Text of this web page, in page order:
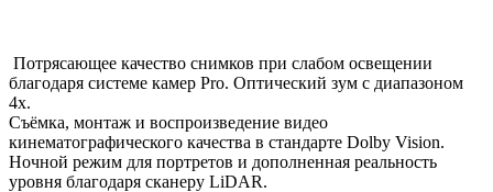
Потрясающее качество снимков при слабом освещении
благодаря системе камер Pro. Оптический зум с диапазоном
4x.
Съёмка, монтаж и воспроизведение видео
кинематографического качества в стандарте Dolby Vision.
Ночной режим для портретов и дополненная реальность
уровня благодаря сканеру LiDAR.